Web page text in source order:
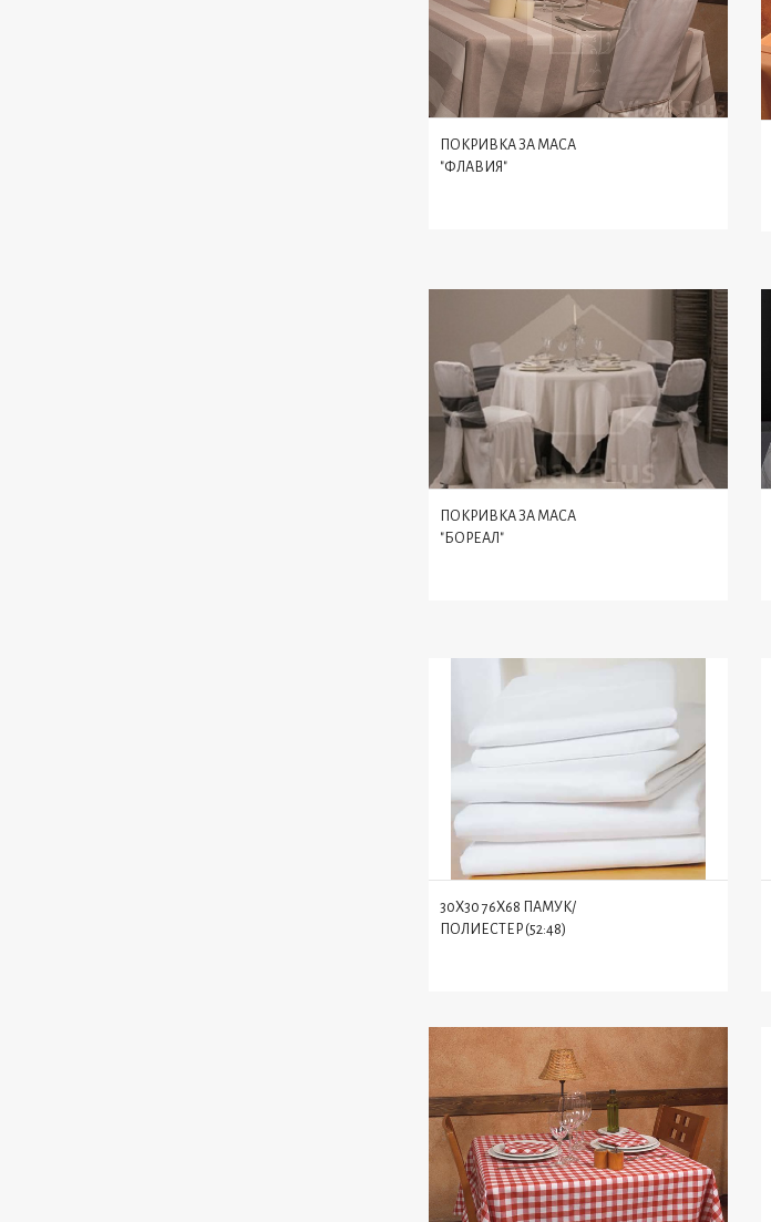
ПОКРИВКА ЗА МАСА
"ФЛАВИЯ"
ПОКРИВКА ЗА МАСА
"БОРЕАЛ"
30X30 76X68 ПАМУК/
ПОЛИЕСТЕР (52:48)